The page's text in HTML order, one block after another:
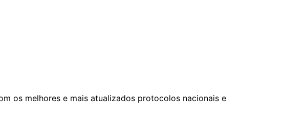
os melhores e mais atualizados protocolos nacionais e